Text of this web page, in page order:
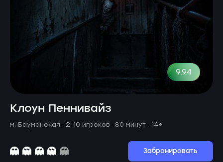
9.94
Клоун Пеннивайз
м. Бауманская · 2-10 игроков · 80 минут · 14+
Забронировать